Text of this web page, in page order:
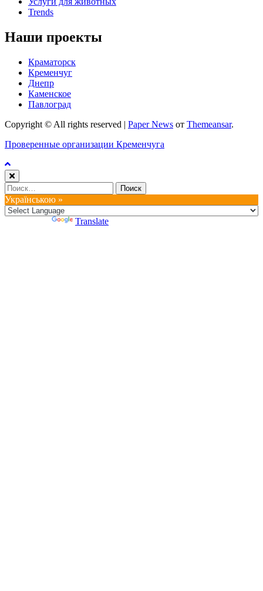
Trends
Наши проекты
Краматорск
Кременчуг
Днепр
Каменское
Павлоград
Copyright © All rights reserved | Paper News от Themeansar.
Проверенные организации Кременчуга
Найти:
Українською »
Translate